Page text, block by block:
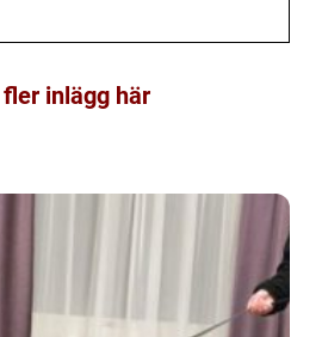
fler inlägg här